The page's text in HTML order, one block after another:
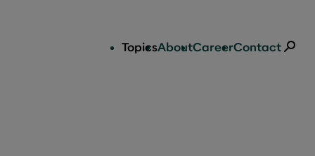
TopicsAboutCareerContact